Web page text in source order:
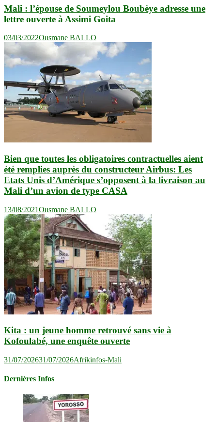
Mali : l’épouse de Soumeylou Boubèye adresse une
lettre ouverte à Assimi Goita
03/03/2022Ousmane BALLO
Bien que toutes les obligatoires contractuelles aient
été remplies auprès du constructeur Airbus: Les
Etats Unis d’Amérique s’opposent à la livraison au
Mali d’un avion de type CASA
13/08/2021Ousmane BALLO
Kita : un jeune homme retrouvé sans vie à
Kofoulabé, une enquête ouverte
31/07/202631/07/2026Afrikinfos-Mali
Dernières Infos